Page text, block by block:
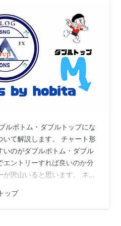
ルボトム・ダブルトップにな
いて解説します。 チャート形
いのがダブルボトム・ダブル
エントリーすれば良いのか分
沢山いると思います。 ネッ
るなどと書いてるかと思い
来のダブルボトム・ダブルト
ップ